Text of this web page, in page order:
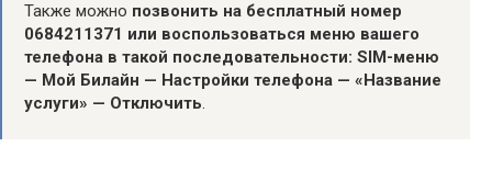
Также можно позвонить на бесплатный номер
0684211371 или воспользоваться меню вашего
телефона в такой последовательности: SIM-меню
— Мой Билайн — Настройки телефона — «Название
услуги» — Отключить.